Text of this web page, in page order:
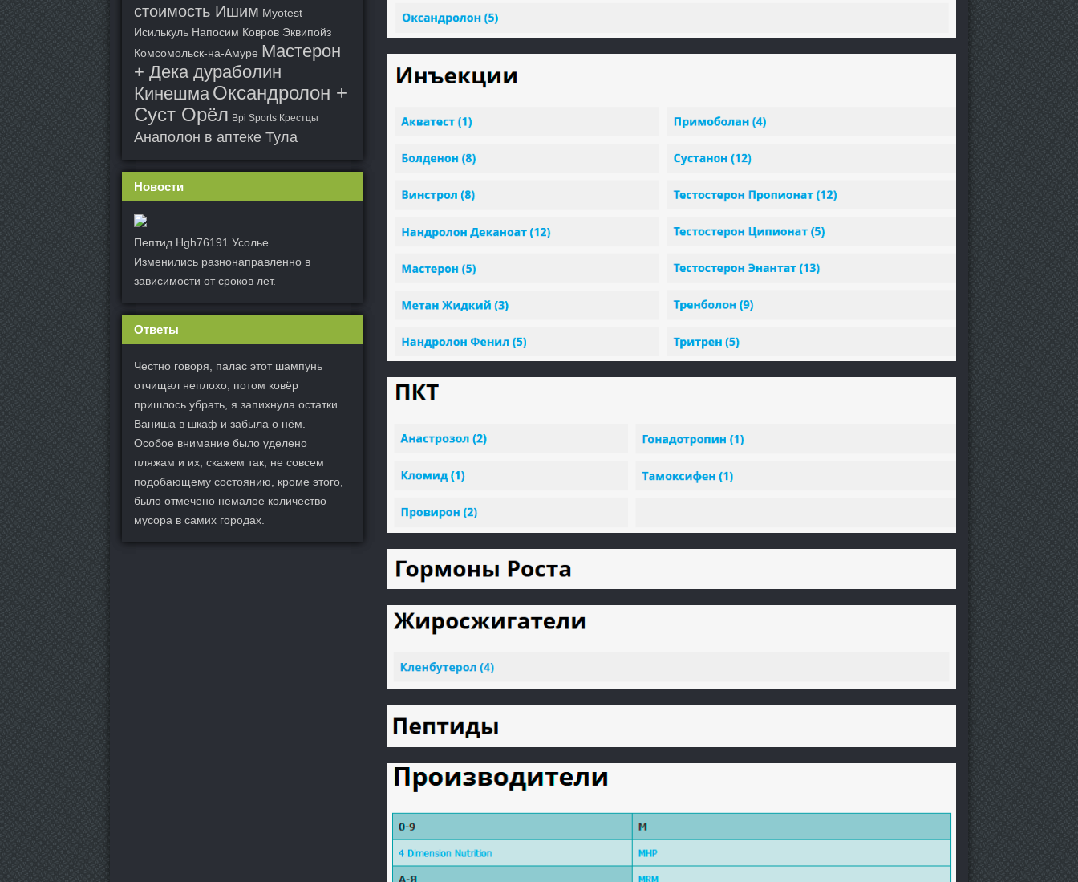
стоимость Ишим Myotest
Исилькуль Напосим Ковров Эквипойз
Комсомольск-на-Амуре Мастерон
+ Дека дураболин
Кинешма Оксандролон +
Суст Орёл Bpi Sports Крестцы
Анаполон в аптеке Тула
Новости
Пептид Hgh76191 Усолье
Изменились разнонаправленно в
зависимости от сроков лет.
Ответы
Честно говоря, палас этот шампунь
отчищал неплохо, потом ковёр
пришлось убрать, я запихнула остатки
Ваниша в шкаф и забыла о нём.
Особое внимание было уделено
пляжам и их, скажем так, не совсем
подобающему состоянию, кроме этого,
было отмечено немалое количество
мусора в самих городах.